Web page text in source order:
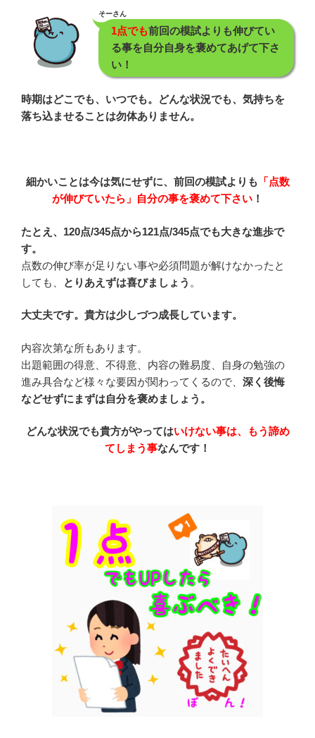
そーさん
1点でも前回の模試よりも伸びてい
る事を自分自身を褒めてあげて下さ
い！
時期はどこでも、いつでも。どんな状況でも、気持ちを
落ち込ませることは勿体ありません。
細かいことは今は気にせずに、前回の模試よりも 「点数
が伸びていたら」自分の事を褒めて下さい ！
たとえ、 120点/345点から121点/345点でも大きな進歩で
す。
点数の伸び率が足りない事や必須問題が解けなかったと
しても、
とりあえずは喜びましょう 。
大丈夫です。貴方は少しづつ成長しています。
内容次第な所もあります。
出題範囲の得意、不得意、内容の難易度、自身の勉強の
進み具合など様々な要因が関わってくるので、 深く後悔
などせずにまずは自分を褒めましょう。
どんな状況でも貴方がやってはいけない事は、もう諦め
てしまう事なんです！